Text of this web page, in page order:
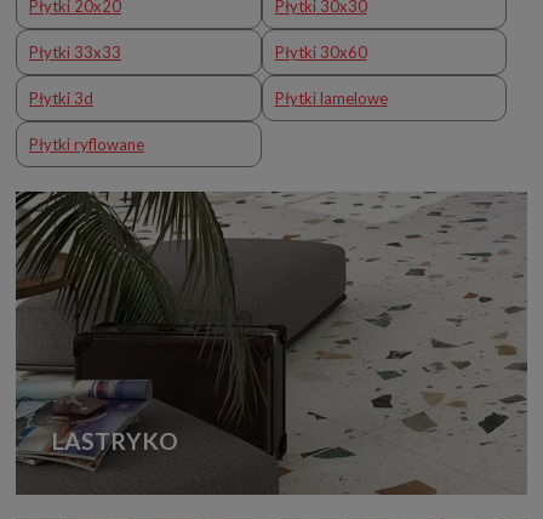
Płytki 20x20 Płytki 30x30
Płytki 33x33 Płytki 30x60
Płytki 3d Płytki lamelowe
Płytki ryflowane
LASTRYKO